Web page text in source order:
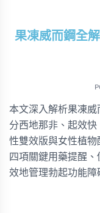
果凍威而鋼全
本文深入解析果凍威
分西地那非、起效
性雙效版與女性植物
四項關鍵用藥提醒
效地管理勃起功能障